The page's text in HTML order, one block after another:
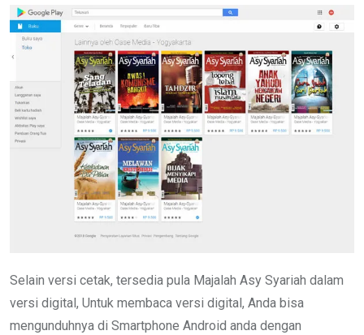
Selain versi cetak, tersedia pula Majalah Asy Syariah dalam
versi digital, Untuk membaca versi digital, Anda bisa
mengunduhnya di Smartphone Android anda dengan